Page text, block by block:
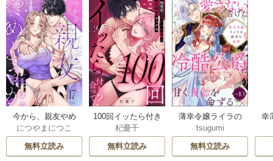
今から、親友やめ
ようか。～腐れ縁
同僚は甘い快楽で
私を壊す～
につやまにつこ
無料立読み
100回イッたら付き
合って？ 無愛想な
ライバル同期の溺
愛絶倫セックス
杞憂千
無料立読み
薄幸令嬢ライラの
数奇な結婚 愛さな
いと告げた冷酷公
爵は甘く夜伽を命
tsugumi
無料立読み
幸